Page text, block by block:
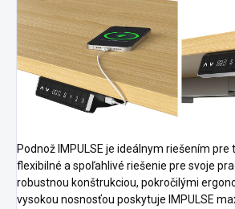
Podnož IMPULSE je ideálnym riešením pre
flexibilné a spoľahlivé riešenie pre svoje
robustnou konštrukciou, pokročilými
vysokou nosnosťou poskytuje IMPULSE